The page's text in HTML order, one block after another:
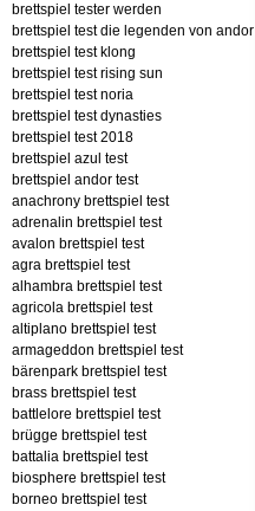
brettspiel tester werden
brettspiel test die legenden von andor
brettspiel test klong
brettspiel test rising sun
brettspiel test noria
brettspiel test dynasties
brettspiel test 2018
brettspiel azul test
brettspiel andor test
anachrony brettspiel test
adrenalin brettspiel test
avalon brettspiel test
agra brettspiel test
alhambra brettspiel test
agricola brettspiel test
altiplano brettspiel test
armageddon brettspiel test
bärenpark brettspiel test
brass brettspiel test
battlelore brettspiel test
brügge brettspiel test
battalia brettspiel test
biosphere brettspiel test
borneo brettspiel test